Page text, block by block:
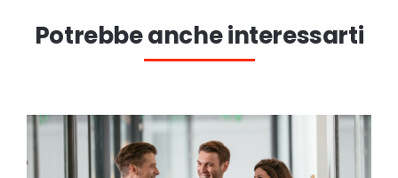
Potrebbe anche interessarti